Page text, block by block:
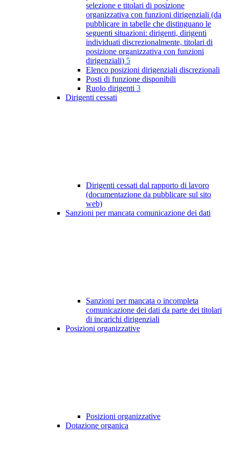
selezione e titolari di posizione
organizzativa con funzioni dirigenziali (da
pubblicare in tabelle che distinguano le
seguenti situazioni: dirigenti, dirigenti
individuati discrezionalmente, titolari di
posizione organizzativa con funzioni
dirigenziali) 5
Elenco posizioni dirigenziali discrezionali
Posti di funzione disponibili
Ruolo dirigenti 3
Dirigenti cessati
Dirigenti cessati dal rapporto di lavoro
(documentazione da pubblicare sul sito
web)
Sanzioni per mancata comunicazione dei dati
Sanzioni per mancata o incompleta
comunicazione dei dati da parte dei titolari
di incarichi dirigenziali
Posizioni organizzative
Posizioni organizzative
Dotazione organica